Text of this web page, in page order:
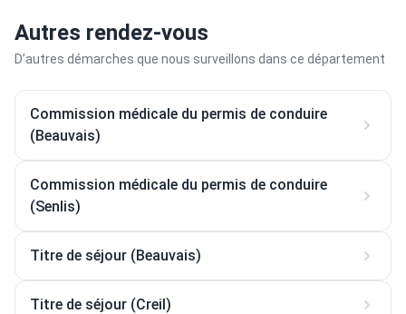
Autres rendez-vous
D’autres démarches que nous surveillons dans ce département
Commission médicale du permis de conduire
(Beauvais)
Commission médicale du permis de conduire
(Senlis)
Titre de séjour (Beauvais)
Titre de séjour (Creil)